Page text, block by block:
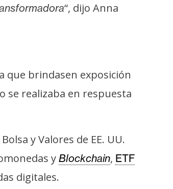
“, dijo Anna
que brindasen exposición
se realizaba en respuesta
y Valores de EE. UU.
y Blockchain, ETF
digitales.